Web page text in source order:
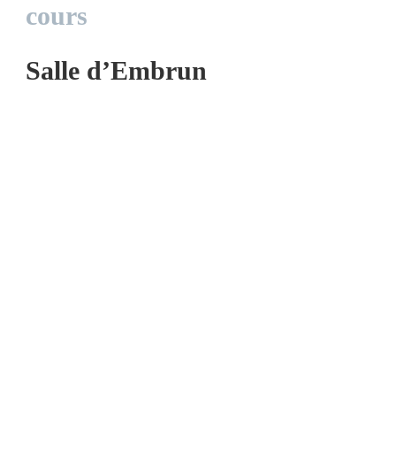
cours
Salle d’Embrun